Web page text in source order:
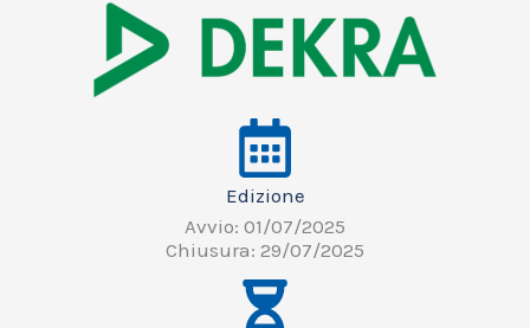
Edizione
Avvio: 01/07/2025
Chiusura: 29/07/2025